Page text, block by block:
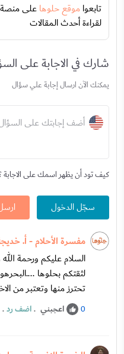
تابعواموقع حلوهاعلى منصة
لقراءة أحدث المقالات
شارك في الاجابة على
يمكنك الآن ارسال إجابة علي سؤال
أضف إجابتك على
كيف تود أن يظهر اسمك على الاجابة
سجّل الدخول
مفسرة الأحلام - أ.
السلام عليكم ورحمة
لثقتكم بحلوها
تحترز منها وتعتبر من
0 اعجبني .اضف رد.